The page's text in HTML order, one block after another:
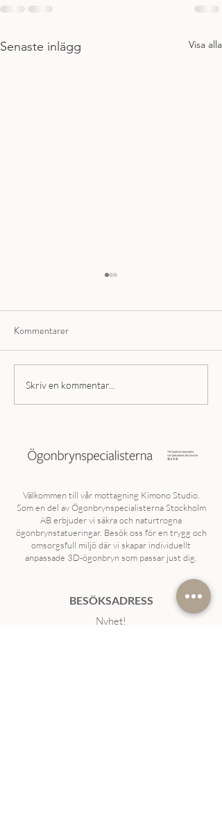
Senaste inlägg Visa alla
Microblading – populärt men
riskfyllt: så undviker du
Kommentarer
Skriv en kommentar...
Välkommen till vår mottagning Kimono Studio.
Som en del av Ögonbrynspecialisterna Stockholm
AB erbjuder vi säkra och naturtrogna
ögonbrynstatueringar. Besök oss för en trygg och
omsorgsfull miljö där vi skapar individuellt
anpassade 3D-ögonbryn som passar just dig.
BESÖKSADRESS
Nyhet!